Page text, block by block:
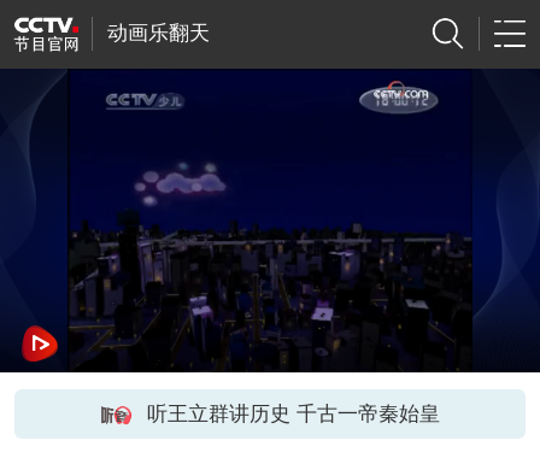
动画乐翻天
听王立群讲历史 千古一帝秦始皇